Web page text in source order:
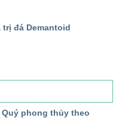
đá Demantoid
phong thủy theo